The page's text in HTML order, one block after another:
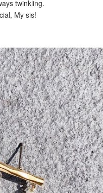
twinkling.
My sis!